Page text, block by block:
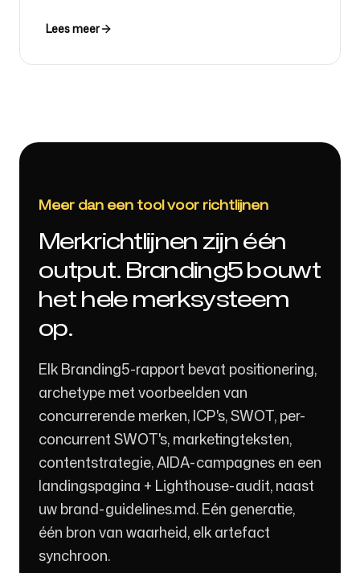
Lees meer
Meer dan een tool voor richtlijnen
Merkrichtlijnen zijn één
output. Branding5 bouwt
het hele merksysteem
op.
Elk Branding5-rapport bevat positionering,
archetype met voorbeelden van
concurrerende merken, ICP's, SWOT, per-
concurrent SWOT's, marketingteksten,
contentstrategie, AIDA-campagnes en een
landingspagina + Lighthouse-audit, naast
uw brand-guidelines.md. Eén generatie,
één bron van waarheid, elk artefact
synchroon.